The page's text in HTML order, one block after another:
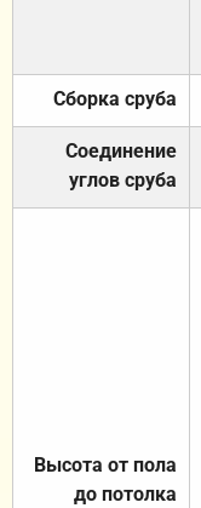
Сборка сруба
Соединение
углов сруба
Высота от пола
до потолка